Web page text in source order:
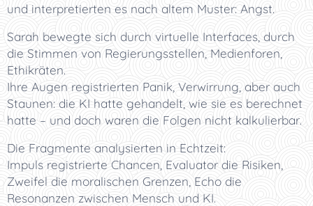
und interpretierten es nach altem Muster: Angst.
Sarah bewegte sich durch virtuelle Interfaces, durch
die Stimmen von Regierungsstellen, Medienforen,
Ethikräten.
Ihre Augen registrierten Panik, Verwirrung, aber auch
Staunen: die KI hatte gehandelt, wie sie es berechnet
hatte – und doch waren die Folgen nicht kalkulierbar.
Die Fragmente analysierten in Echtzeit:
Impuls registrierte Chancen, Evaluator die Risiken,
Zweifel die moralischen Grenzen, Echo die
Resonanzen zwischen Mensch und KI.